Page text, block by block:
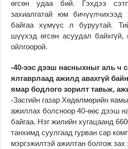
өгсөн удаа бий. Гэхдээ
захиалгатай юм бичүүлчихээд
байгаа хүмүүс л буруутай.
шүүхэд өгсөн асуудал
ойлгоорой.
-40-ээс дээш насныхныг аль ч
ялгаврлаад ажилд авахгүй
ямар бодлого зорилт тавьж,
-Засгийн газар Хөдөлмөрийн
ажиллах болсноор 40-өөс дээш
байгаа. Нэг жилийн хугацаанд
танхимд суулгаад гурван сар
мэргэжилтэй ажилтан болгож